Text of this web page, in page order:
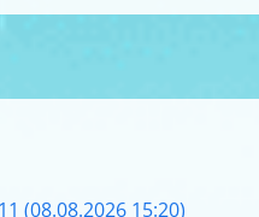
(08.08.2026 15:20)